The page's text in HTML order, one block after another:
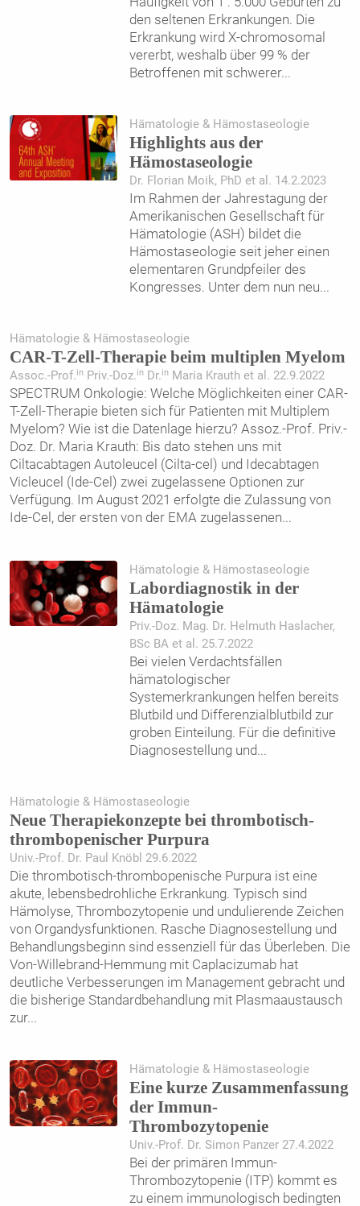
den seltenen Erkrankungen. Die
Erkrankung wird X-chromosomal
vererbt, weshalb über 99 % der
Betroffenen mit schwerer...
Hämatologie & Hämostaseologie
Highlights aus der
Hämostaseologie
Dr. Florian Moik, PhD et al. 14.2.2023
Im Rahmen der Jahrestagung der
Amerikanischen Gesellschaft für
Hämatologie (ASH) bildet die
Hämostaseologie seit jeher einen
elementaren Grundpfeiler des
Kongresses. Unter dem nun neu...
Hämatologie & Hämostaseologie
CAR-T-Zell-Therapie beim multiplen Myelom
Assoc.-Prof.inPriv.-Doz.inDr.inMaria Krauth et al. 22.9.2022
SPECTRUM Onkologie: Welche Möglichkeiten einer CAR-
T-Zell-Therapie bieten sich für Patienten mit Multiplem
Myelom? Wie ist die Datenlage hierzu? Assoz.-Prof. Priv.-
Doz. Dr. Maria Krauth: Bis dato stehen uns mit
Ciltacabtagen Autoleucel (Cilta-cel) und Idecabtagen
Vicleucel (Ide-Cel) zwei zugelassene Optionen zur
Verfügung. Im August 2021 erfolgte die Zulassung von
Ide-Cel, der ersten von der EMA zugelassenen...
Hämatologie & Hämostaseologie
Labordiagnostik in der
Hämatologie
Priv.-Doz. Mag. Dr. Helmuth Haslacher,
BSc BA et al. 25.7.2022
Bei vielen Verdachtsfällen
hämatologischer
Systemerkrankungen helfen bereits
Blutbild und Differenzialblutbild zur
groben Einteilung. Für die definitive
Diagnosestellung und...
Hämatologie & Hämostaseologie
Neue Therapiekonzepte bei thrombotisch-
thrombopenischer Purpura
Univ.-Prof. Dr. Paul Knöbl 29.6.2022
Die thrombotisch-thrombopenische Purpura ist eine
akute, lebensbedrohliche Erkrankung. Typisch sind
Hämolyse, Thrombozytopenie und undulierende Zeichen
von Organdysfunktionen. Rasche Diagnosestellung und
Behandlungsbeginn sind essenziell für das Überleben. Die
Von-Willebrand-Hemmung mit Caplacizumab hat
deutliche Verbesserungen im Management gebracht und
die bisherige Standardbehandlung mit Plasmaaustausch
zur...
Hämatologie & Hämostaseologie
Eine kurze Zusammenfassung
der Immun-
Thrombozytopenie
Univ.-Prof. Dr. Simon Panzer 27.4.2022
Bei der primären Immun-
Thrombozytopenie (ITP) kommt es
zu einem immunologisch bedingten